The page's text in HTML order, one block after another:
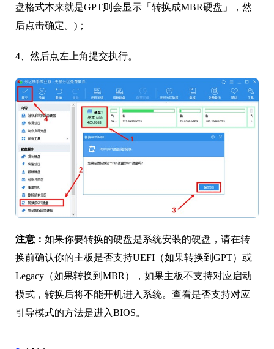
盘格式本来就是GPT则会显示「转换成MBR硬盘」，然
后点击确定。)；
4、然后点左上角提交执行。
注意： 如果你要转换的硬盘是系统安装的硬盘，请在转
换前确认你的主板是否支持UEFI（如果转换到GPT）或
Legacy（如果转换到MBR），如果主板不支持对应启动
模式，转换后将不能开机进入系统。查看是否支持对应
引导模式的方法是进入BIOS。